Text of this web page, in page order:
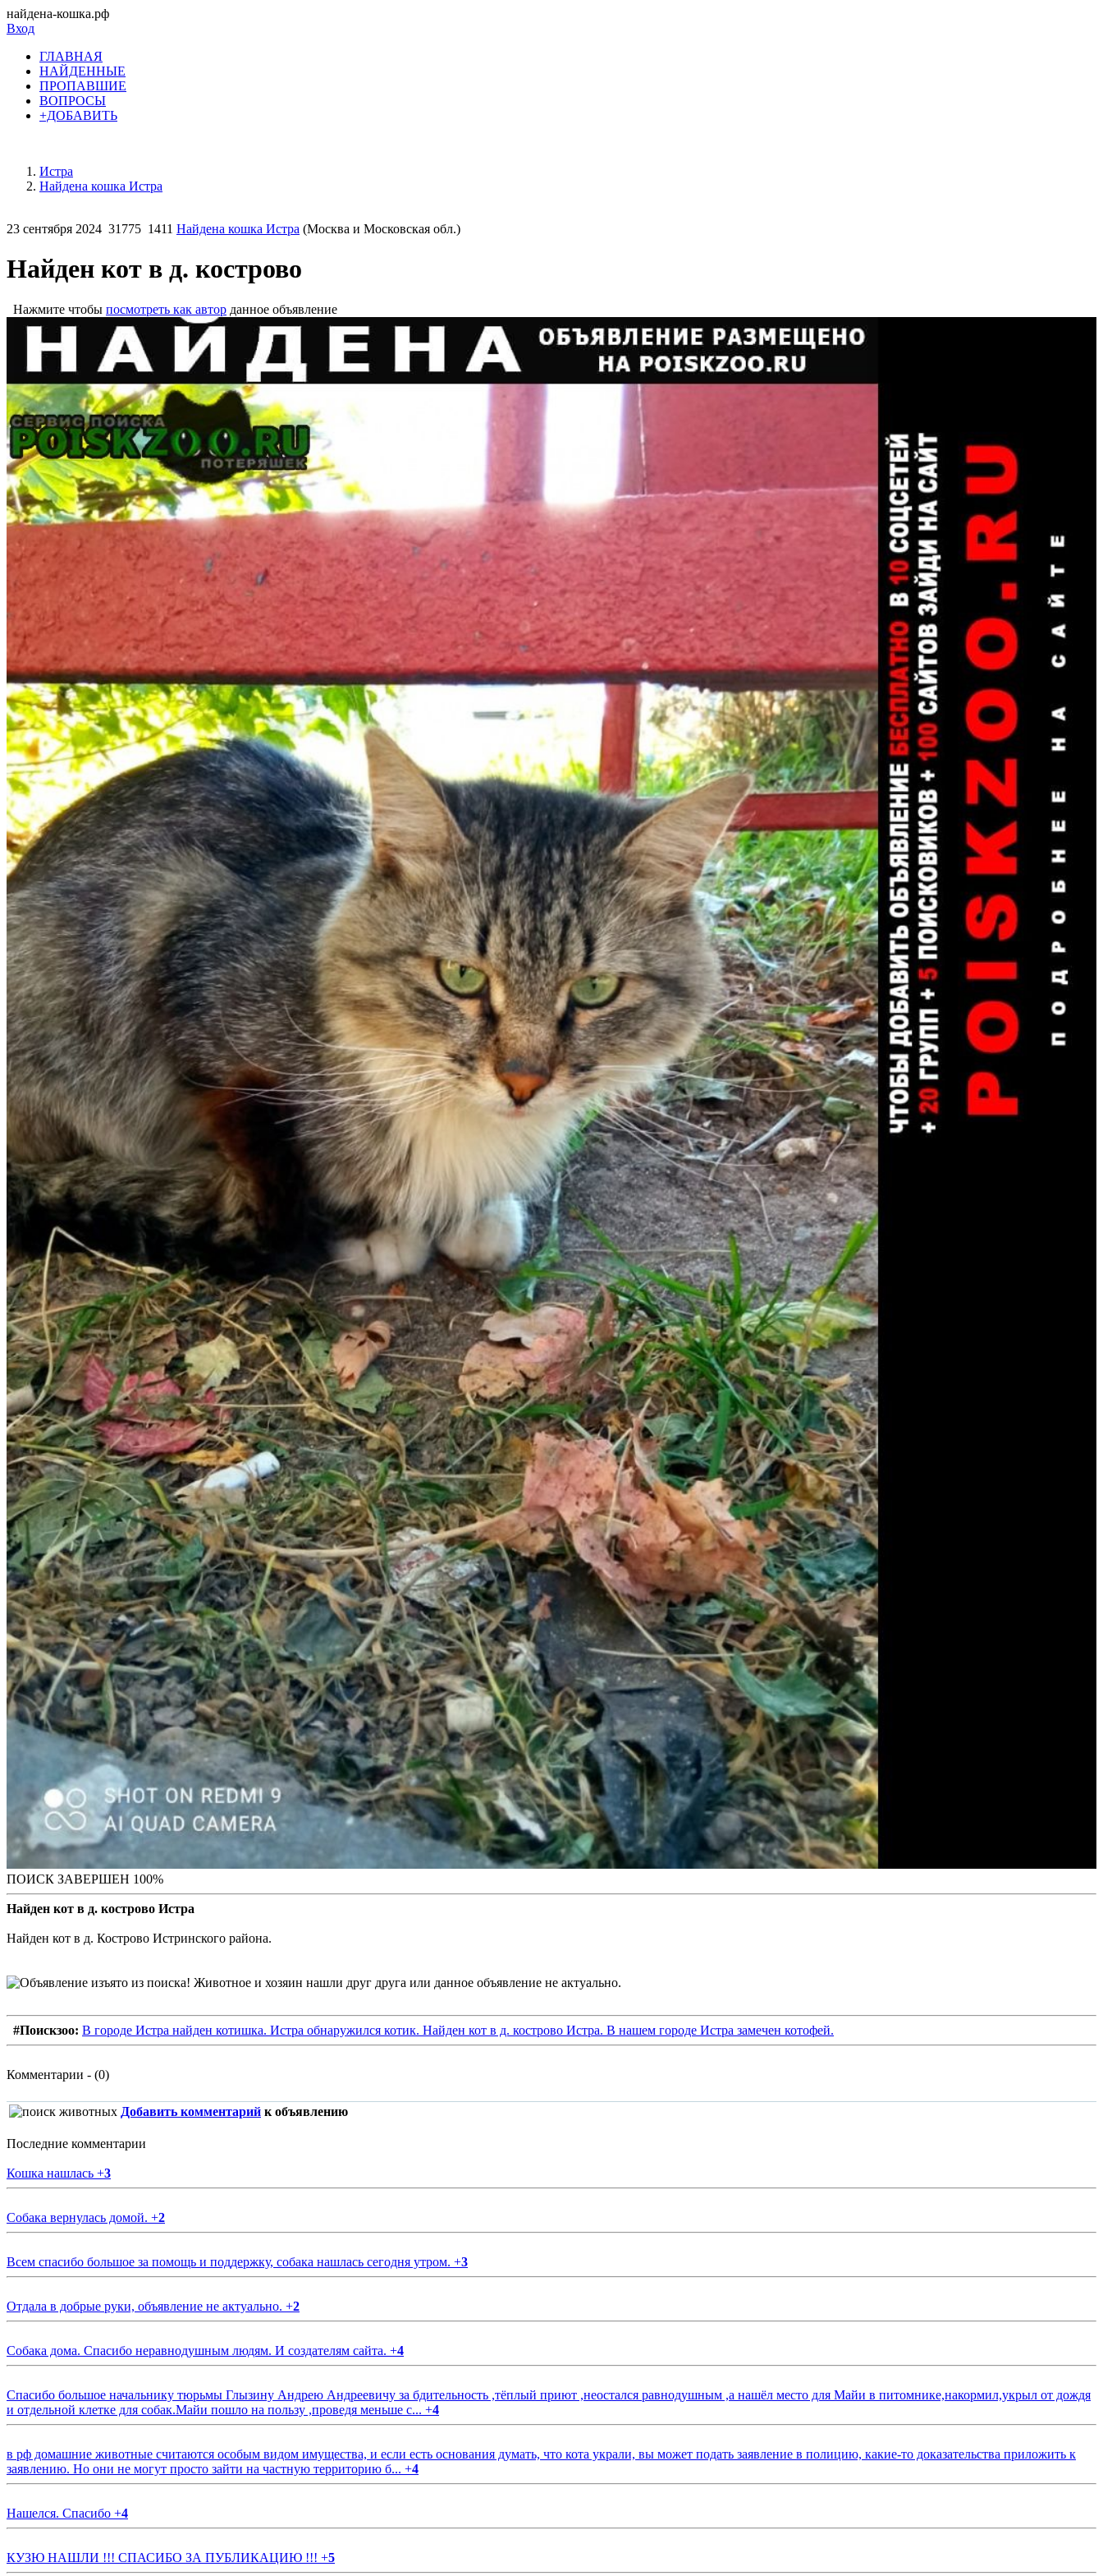
найдена-кошка.рф
Вход
ГЛАВНАЯ
НАЙДЕННЫЕ
ПРОПАВШИЕ
ВОПРОСЫ
+ДОБАВИТЬ
Истра
Найдена кошка Истра
23 сентября 2024 31775 1411 Найдена кошка Истра (Москва и Московская обл.)
Найден кот в д. кострово
Нажмите чтобы посмотреть как автор данное объявление
ПОИСК ЗАВЕРШЕН 100%
Найден кот в д. кострово Истра
Найден кот в д. Кострово Истринского района.
#Поискзоо: В городе Истра найден котишка. Истра обнаружился котик. Найден кот в д. кострово Истра. В нашем городе Истра замечен котофей.
Комментарии - (0)
Добавить комментарий к объявлению
Последние комментарии
Кошка нашлась +3
Собака вернулась домой. +2
Всем спасибо большое за помощь и поддержку, собака нашлась сегодня утром. +3
Отдала в добрые руки, объявление не актуально. +2
Собака дома. Спасибо неравнодушным людям. И создателям сайта. +4
Спасибо большое начальнику тюрьмы Глызину Андрею Андреевичу за бдительность ,тёплый приют ,неостался равнодушным ,а нашёл место для Майи в питомнике,накормил,укрыл от дождя
и отдельной клетке для собак.Майи пошло на пользу ,проведя меньше с... +4
в рф домашние животные считаются особым видом имущества, и если есть основания думать, что кота украли, вы может подать заявление в полицию, какие-то доказательства приложить к
заявлению. Но они не могут просто зайти на частную территорию б... +4
Нашелся. Спасибо +4
КУЗЮ НАШЛИ !!! СПАСИБО ЗА ПУБЛИКАЦИЮ !!! +5